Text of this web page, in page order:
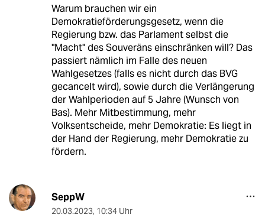
Warum brauchen wir ein
Demokratieförderungsgesetz, wenn die
Regierung bzw. das Parlament selbst die
"Macht" des Souveräns einschränken will? Das
passiert nämlich im Falle des neuen
Wahlgesetzes (falls es nicht durch das BVG
gecancelt wird), sowie durch die Verlängerung
der Wahlperioden auf 5 Jahre (Wunsch von
Bas). Mehr Mitbestimmung, mehr
Volksentscheide, mehr Demokratie: Es liegt in
der Hand der Regierung, mehr Demokratie zu
fördern.
SeppW
20.03.2023, 10:34 Uhr